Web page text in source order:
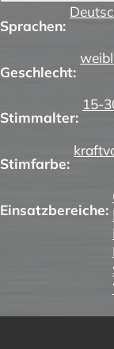
Sprachen:
Geschlecht:
Stimmalter:
15-
Stimfarbe:
Einsatzbereiche: